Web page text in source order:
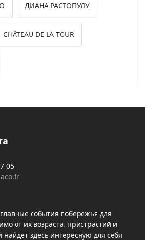
ДИАНА РАСТОПУЛУ
CHÂTEAU DE LA TOUR
05
события побережья для
от их возраста, пристрастий и
здесь интересную для себя